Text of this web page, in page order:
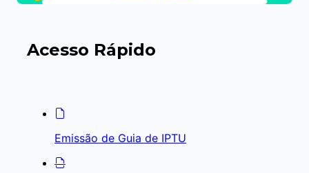
Acesso Rápido
Emissão de Guia de IPTU